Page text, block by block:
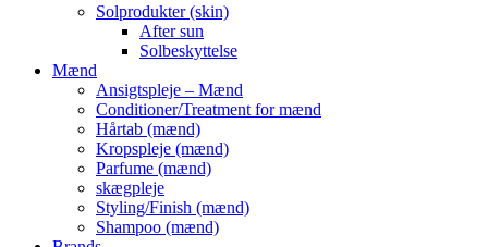
Solprodukter (skin)
After sun
Solbeskyttelse
Mænd
Ansigtspleje – Mænd
Conditioner/Treatment for mænd
Hårtab (mænd)
Kropspleje (mænd)
Parfume (mænd)
skægpleje
Styling/Finish (mænd)
Shampoo (mænd)